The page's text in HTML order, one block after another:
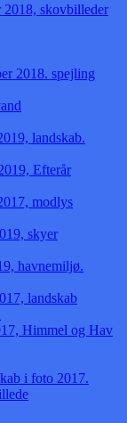
skovbilleder
2018. spejling
landskab.
Efterår
modlys
skyer
havnemiljø.
landskab
Himmel og Hav
i foto 2017.